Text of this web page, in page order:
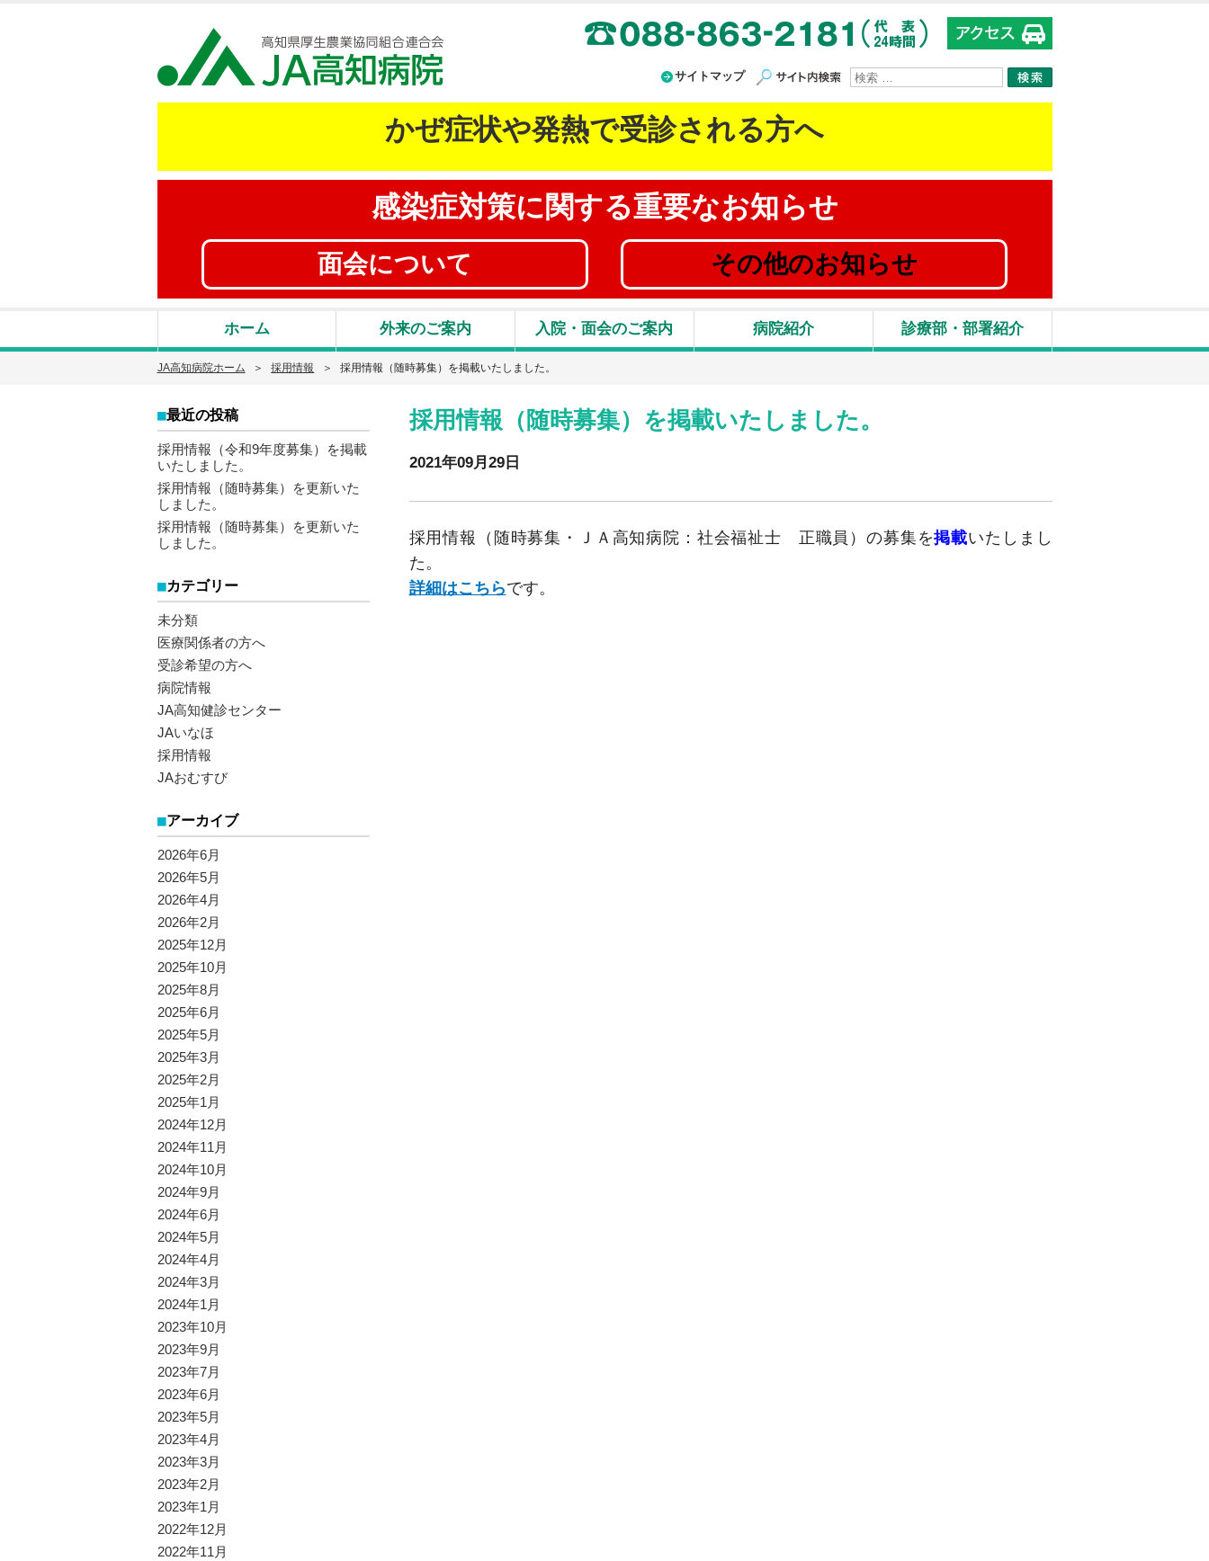
高知県厚生農業協同組合連合会 JA高知病院
サイトマップ サイト内検索
かぜ症状や発熱で受診される方へ
感染症対策に関する重要なお知らせ
面会について その他のお知らせ
ホーム 外来のご案内 入院・面会のご案内 病院紹介 診療部・部署紹介
JA高知病院ホーム 採用情報 採用情報（随時募集）を掲載いたしました。
採用情報（随時募集）を掲載いたしました。
2021年09月29日
採用情報（随時募集・ＪＡ高知病院：社会福祉士 正職員）の募集を掲載いたしまし
た。
詳細はこちらです。
最近の投稿
採用情報（令和9年度募集）を掲載
いたしました。
採用情報（随時募集）を更新いた
しました。
採用情報（随時募集）を更新いた
しました。
カテゴリー
未分類
医療関係者の方へ
受診希望の方へ
病院情報
JA高知健診センター
JAいなほ
採用情報
JAおむすび
アーカイブ
2026年6月
2026年5月
2026年4月
2026年2月
2025年12月
2025年10月
2025年8月
2025年6月
2025年5月
2025年3月
2025年2月
2025年1月
2024年12月
2024年11月
2024年10月
2024年9月
2024年6月
2024年5月
2024年4月
2024年3月
2024年1月
2023年10月
2023年9月
2023年7月
2023年6月
2023年5月
2023年4月
2023年3月
2023年2月
2023年1月
2022年12月
2022年11月